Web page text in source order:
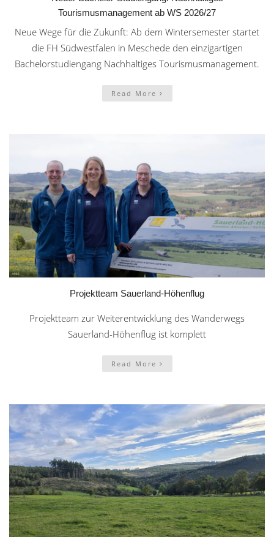
Tourismusmanagement ab WS 2026/27
Neue Wege für die Zukunft: Ab dem Wintersemester startet
die FH Südwestfalen in Meschede den einzigartigen
Bachelorstudiengang Nachhaltiges Tourismusmanagement.
Read More
Projektteam Sauerland-Höhenflug
Projektteam zur Weiterentwicklung des Wanderwegs
Sauerland-Höhenflug ist komplett
Read More